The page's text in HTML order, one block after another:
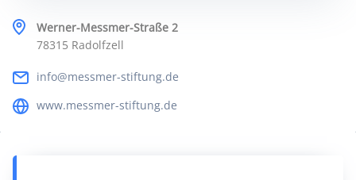
Werner-Messmer-Straße 2
78315 Radolfzell
info@messmer-stiftung.de
www.messmer-stiftung.de